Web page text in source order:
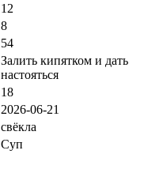
12
8
54
Залить кипятком и дать
настояться
18
2026-06-21
свёкла
Суп